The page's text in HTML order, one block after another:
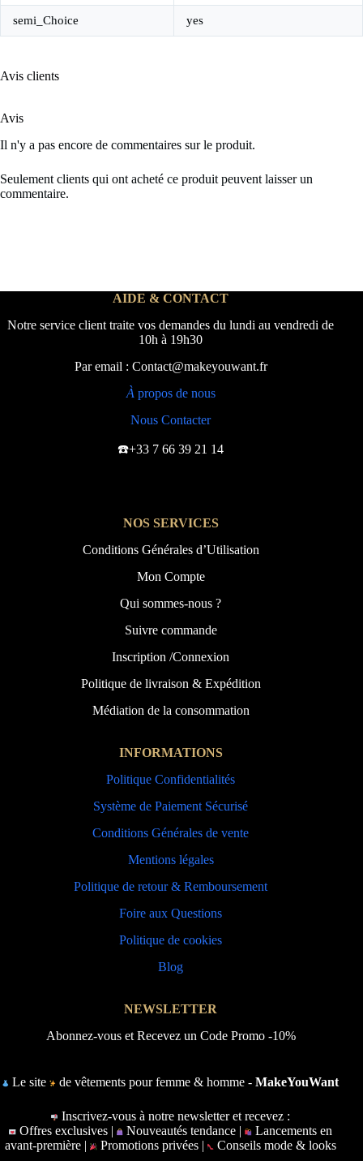
semi_Choice yes
Avis clients
Avis
Il n'y a pas encore de commentaires sur le produit.
Seulement clients qui ont acheté ce produit peuvent laisser un
commentaire.
AIDE & CONTACT
Notre service client traite vos demandes du lundi au vendredi de
10h à 19h30
Par email : Contact@makeyouwant.fr
À propos de nous
Nous Contacter
☎️+33 7 66 39 21 14
NOS SERVICES
Conditions Générales d’Utilisation
Mon Compte
Qui sommes-nous ?
Suivre commande
Inscription /Connexion
Politique de livraison & Expédition
Médiation de la consommation
INFORMATIONS
Politique Confidentialités
Système de Paiement Sécurisé
Conditions Générales de vente
Mentions légales
Politique de retour & Remboursement
Foire aux Questions
Politique de cookies
Blog
NEWSLETTER
Abonnez-vous et Recevez un Code Promo -10%
Le site de vêtements pour femme & homme -MakeYouWant
Inscrivez-vous à notre newsletter et recevez :
Offres exclusives |
Nouveautés tendance |
Lancements en
avant-première | Promotions privées | Conseils mode & looks